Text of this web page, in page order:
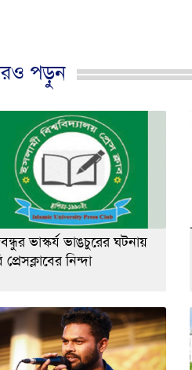
পড়ুন
ভাস্কর্য ভাঙচুরের ঘটনায়
প্রেসক্লাবের নিন্দা